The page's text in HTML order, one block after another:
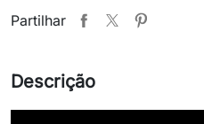
Partilhar
Descrição